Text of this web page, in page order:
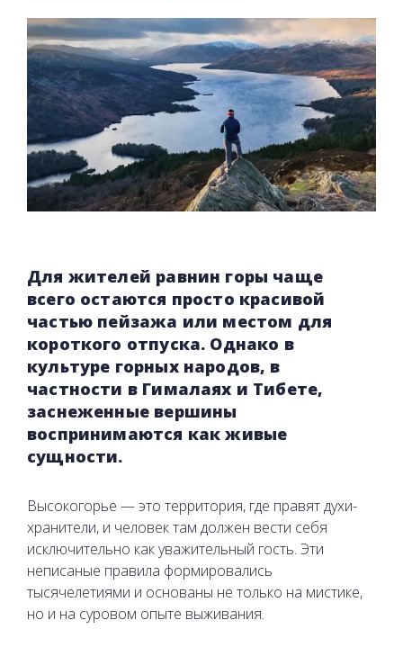
Для жителей равнин горы чаще
всего остаются просто красивой
частью пейзажа или местом для
короткого отпуска. Однако в
культуре горных народов, в
частности в Гималаях и Тибете,
заснеженные вершины
воспринимаются как живые
сущности.
Высокогорье — это территория, где правят духи-
хранители, и человек там должен вести себя
исключительно как уважительный гость. Эти
неписаные правила формировались
тысячелетиями и основаны не только на мистике,
но и на суровом опыте выживания.